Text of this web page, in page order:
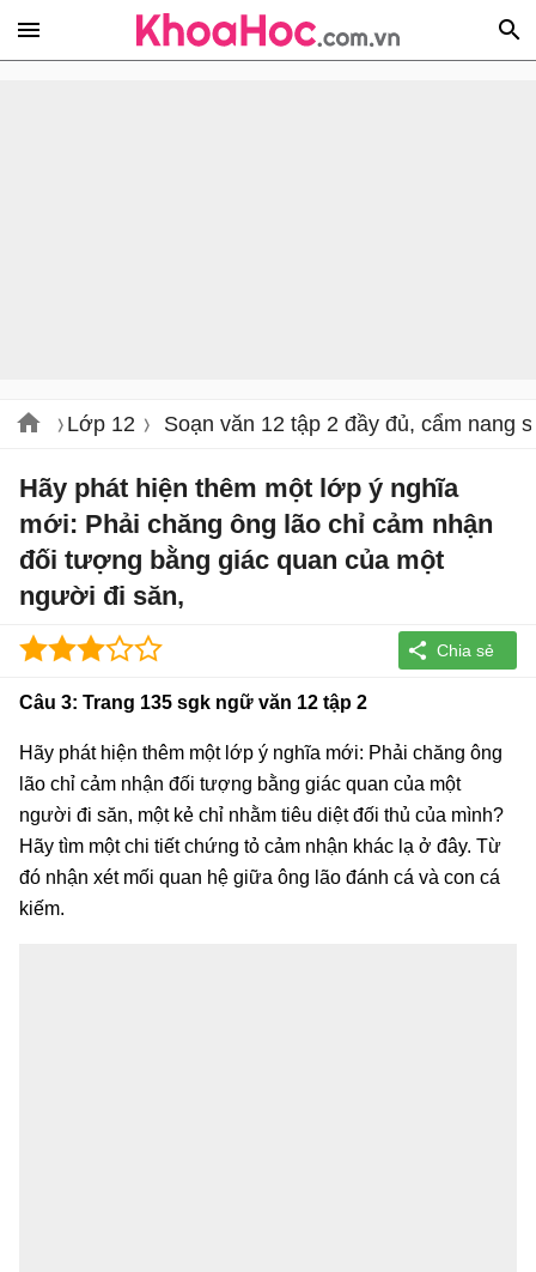
Lớp 12 Soạn văn 12 tập 2 đầy đủ, cẩm nang
Hãy phát hiện thêm một lớp ý nghĩa
mới: Phải chăng ông lão chỉ cảm nhận
đối tượng bằng giác quan của một
người đi săn,
Câu 3: Trang 135 sgk ngữ văn 12 tập 2
Hãy phát hiện thêm một lớp ý nghĩa mới: Phải chăng ông
lão chỉ cảm nhận đối tượng bằng giác quan của một
người đi săn, một kẻ chỉ nhằm tiêu diệt đối thủ của mình?
Hãy tìm một chi tiết chứng tỏ cảm nhận khác lạ ở đây. Từ
đó nhận xét mối quan hệ giữa ông lão đánh cá và con cá
kiếm.